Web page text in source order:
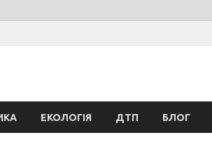
сегодня
ЕКОЛОГІЯ ДТП БЛОГ